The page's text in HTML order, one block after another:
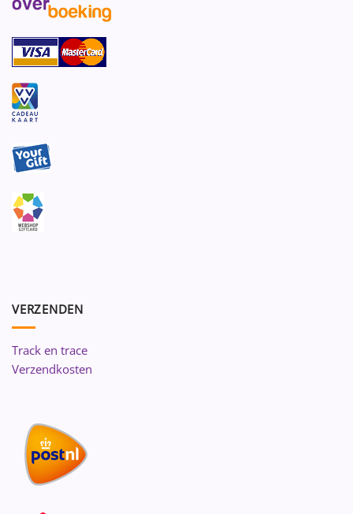
VERZENDEN
Track en trace
Verzendkosten